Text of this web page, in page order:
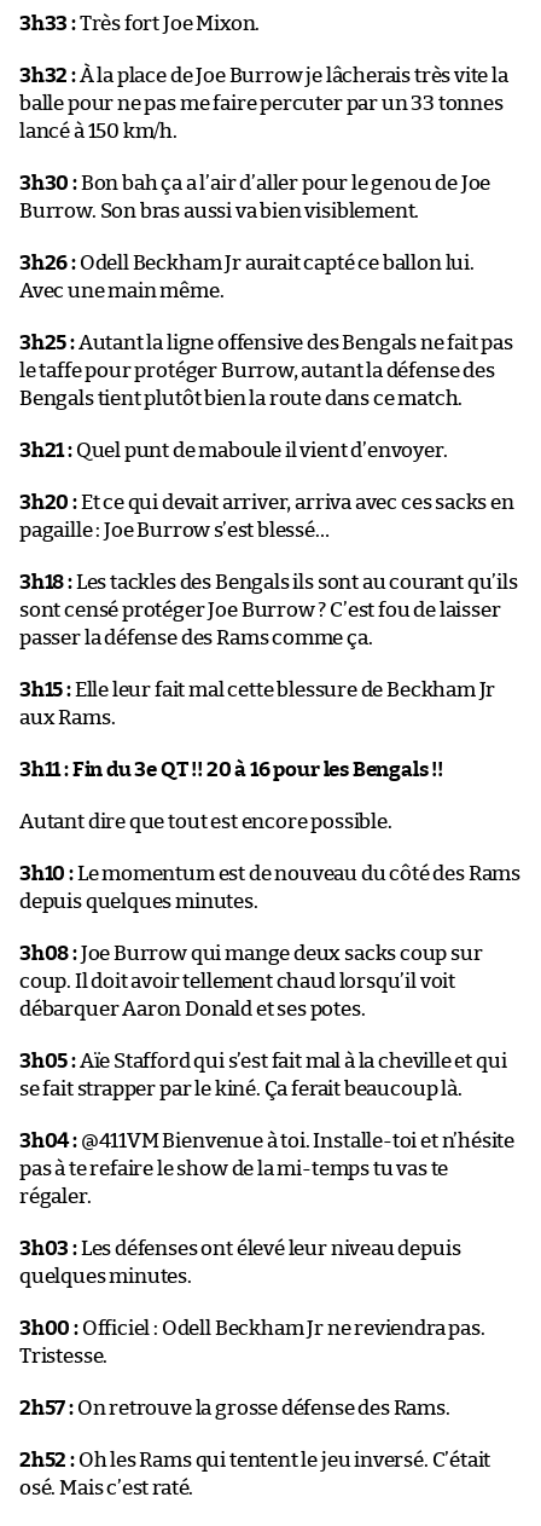
3h33 :Très fort Joe Mixon.
3h32 :À la place de Joe Burrow je lâcherais très vite la
balle pour ne pas me faire percuter par un 33 tonnes
lancé à 150 km/h.
3h30 :Bon bah ça a l’air d’aller pour le genou de Joe
Burrow. Son bras aussi va bien visiblement.
3h26 :Odell Beckham Jr aurait capté ce ballon lui.
Avec une main même.
3h25 :Autant la ligne offensive des Bengals ne fait pas
le taffe pour protéger Burrow, autant la défense des
Bengals tient plutôt bien la route dans ce match.
3h21 :Quel punt de maboule il vient d’envoyer.
3h20 :Et ce qui devait arriver, arriva avec ces sacks en
pagaille : Joe Burrow s’est blessé…
3h18 :Les tackles des Bengals ils sont au courant qu’ils
sont censé protéger Joe Burrow ? C’est fou de laisser
passer la défense des Rams comme ça.
3h15 :Elle leur fait mal cette blessure de Beckham Jr
aux Rams.
3h11 :Fin du 3e QT !! 20 à 16 pour les Bengals !!
Autant dire que tout est encore possible.
3h10 :Le momentum est de nouveau du côté des Rams
depuis quelques minutes.
3h08 :Joe Burrow qui mange deux sacks coup sur
coup. Il doit avoir tellement chaud lorsqu’il voit
débarquer Aaron Donald et ses potes.
3h05 :Aïe Stafford qui s’est fait mal à la cheville et qui
se fait strapper par le kiné. Ça ferait beaucoup là.
3h04 :@411VM Bienvenue à toi. Installe-toi et n’hésite
pas à te refaire le show de la mi-temps tu vas te
régaler.
3h03 :Les défenses ont élevé leur niveau depuis
quelques minutes.
3h00 :Officiel : Odell Beckham Jr ne reviendra pas.
Tristesse.
2h57 :On retrouve la grosse défense des Rams.
2h52 :Oh les Rams qui tentent le jeu inversé. C’était
osé. Mais c’est raté.